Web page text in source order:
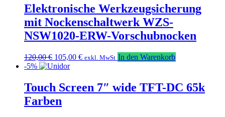
295,00 €250,00 €.
Elektronische Werkzeugsicherung
mit Nockenschaltwerk WZS-
NSW1020-ERW-Vorschubnocken
120,00€ Ursprünglicher
Preis
120,00 €
105,00 €Aktueller
105,00 €.
exkl. MwSt In den Warenkorb
-5%
Touch Screen 7″ wide TFT-DC 65k
Farben